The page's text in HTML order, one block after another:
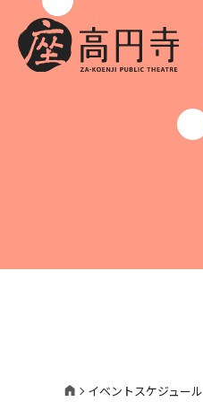
イベントスケジュール